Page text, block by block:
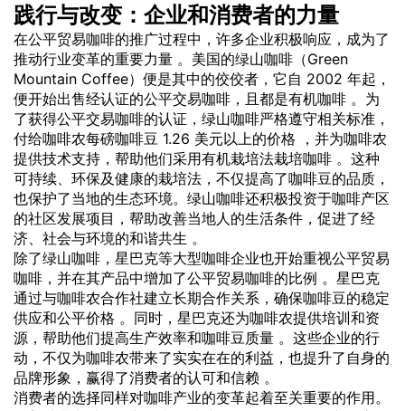
践行与改变：企业和消费者的力量
在公平贸易咖啡的推广过程中，许多企业积极响应，成为了
推动行业变革的重要力量 。美国的绿山咖啡（Green
Mountain Coffee）便是其中的佼佼者，它自 2002 年起，
便开始出售经认证的公平交易咖啡，且都是有机咖啡 。为
了获得公平交易咖啡的认证，绿山咖啡严格遵守相关标准，
付给咖啡农每磅咖啡豆 1.26 美元以上的价格 ，并为咖啡农
提供技术支持，帮助他们采用有机栽培法栽培咖啡 。这种
可持续、环保及健康的栽培法，不仅提高了咖啡豆的品质，
也保护了当地的生态环境。绿山咖啡还积极投资于咖啡产区
的社区发展项目，帮助改善当地人的生活条件，促进了经
济、社会与环境的和谐共生 。
除了绿山咖啡，星巴克等大型咖啡企业也开始重视公平贸易
咖啡，并在其产品中增加了公平贸易咖啡的比例 。星巴克
通过与咖啡农合作社建立长期合作关系，确保咖啡豆的稳定
供应和公平价格 。同时，星巴克还为咖啡农提供培训和资
源，帮助他们提高生产效率和咖啡豆质量 。这些企业的行
动，不仅为咖啡农带来了实实在在的利益，也提升了自身的
品牌形象，赢得了消费者的认可和信赖 。
消费者的选择同样对咖啡产业的变革起着至关重要的作用。